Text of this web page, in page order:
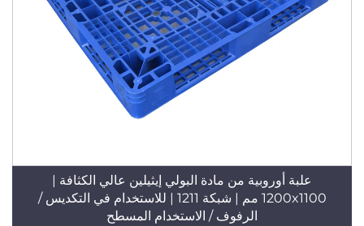
علبة أوروبية من مادة البولي إيثيلين عالي الكثافة |
1200x1100 مم | شبكة 1211 | للاستخدام في التكديس /
الرفوف / الاستخدام المسطح